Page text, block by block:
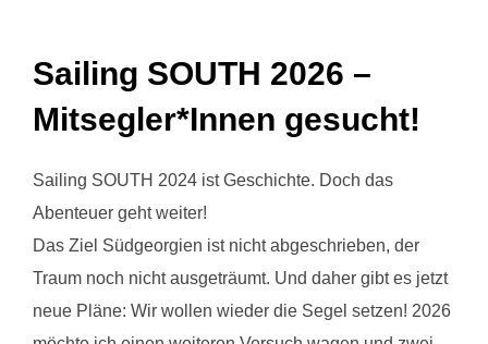
Sailing SOUTH 2026 –
Mitsegler*Innen gesucht!
Sailing SOUTH 2024 ist Geschichte. Doch das
Abenteuer geht weiter!
Das Ziel Südgeorgien ist nicht abgeschrieben, der
Traum noch nicht ausgeträumt. Und daher gibt es jetzt
neue Pläne: Wir wollen wieder die Segel setzen! 2026